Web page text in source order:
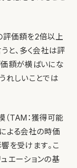
評価額を2倍以上
と、多く会社は評
価額が横ばいにな
れしいことでは
（TAM：獲得可能
よる会社の時価
を受けます。こ
エーションの基